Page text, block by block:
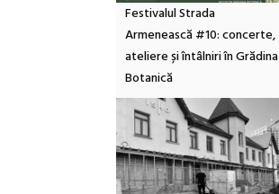
Festivalul Strada
Armenească #10: concerte,
ateliere și întâlniri în Grădina
Botanică